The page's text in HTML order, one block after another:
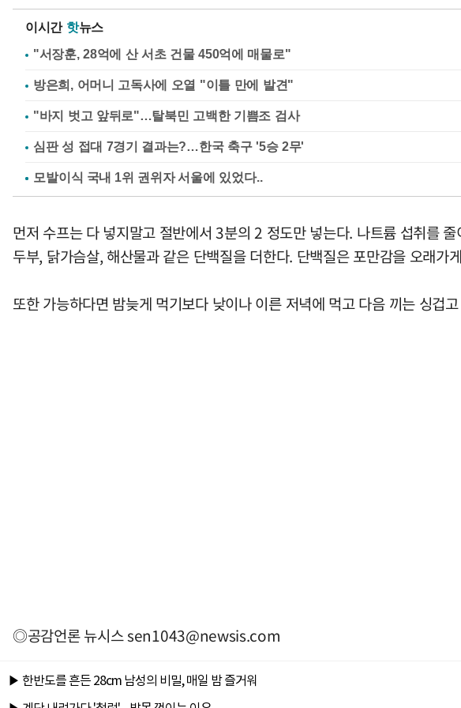
이시간 핫뉴스
"서장훈, 28억에 산 서초 건물 450억에 매물로"
방은희, 어머니 고독사에 오열 "이틀 만에 발견"
"바지 벗고 앞뒤로"…탈북민 고백한 기쁨조 검사
심판 성 접대 7경기 결과는?…한국 축구 '5승 2무'
먼저 수프는 다 넣지말고 절반에서 3분의 2 정도만 넣는다. 나트륨 섭취를
두부, 닭가슴살, 해산물과 같은 단백질을 더한다. 단백질은 포만감을 오래가
또한 가능하다면 밤늦게 먹기보다 낮이나 이른 저녁에 먹고 다음 끼는 싱겁
◎공감언론 뉴시스sen1043@newsis.com